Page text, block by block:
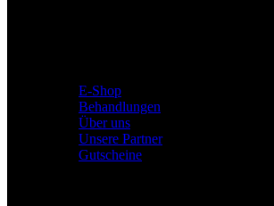
E-Shop
Behandlungen
Über uns
Unsere Partner
Gutscheine